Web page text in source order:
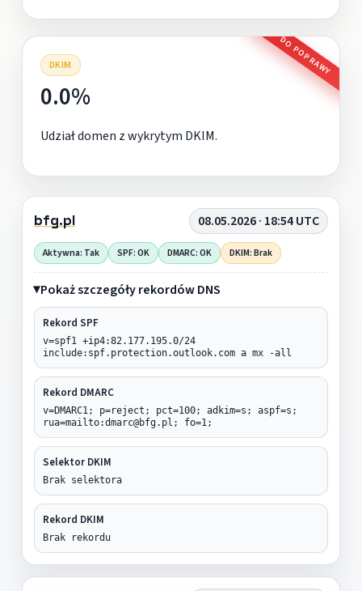
DKIM DO POPRAWY
0.0%
Udział domen z wykrytym DKIM.
bfg.pl 08.05.2026 · 18:54 UTC
Aktywna: Tak SPF: OK DMARC: OK DKIM: Brak
Pokaż szczegóły rekordów DNS
Rekord SPF
v=spf1 +ip4:82.177.195.0/24
include:spf.protection.outlook.com a mx -all
Rekord DMARC
v=DMARC1; p=reject; pct=100; adkim=s; aspf=s;
rua=mailto:dmarc@bfg.pl; fo=1;
Selektor DKIM
Brak selektora
Rekord DKIM
Brak rekordu